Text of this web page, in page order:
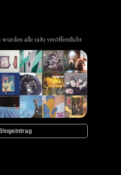
alle 1983 veröffentlicht